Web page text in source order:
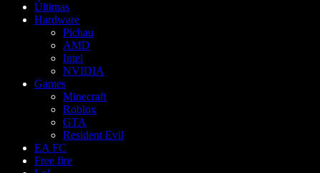
Últimas
Hardware
Pichau
AMD
Intel
NVIDIA
Games
Minecraft
Roblox
GTA
Resident Evil
EA FC
Free fire